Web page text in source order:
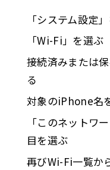
「システム設定
「Wi-Fi」を選ぶ
接続済みまたは
る
対象のiPhone名
「このネットワ
目を選ぶ
再びWi-Fi一覧か